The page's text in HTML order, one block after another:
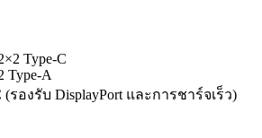
Type-C
Type-A
(รองรับ DisplayPort และการชาร์จเร็ว)